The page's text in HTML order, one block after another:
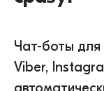
Чат-боты для
Viber,